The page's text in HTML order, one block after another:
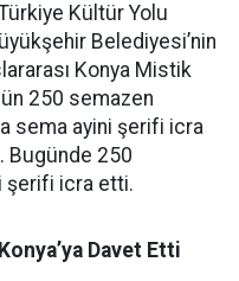
Türkiye Kültür Yolu
Belediyesi’nin
Konya Mistik
250 semazen
sema ayini şerifi icra
Bugünde 250
şerifi icra etti.
Davet Etti